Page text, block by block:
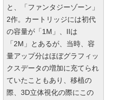
と、「ファンタジーゾーン」
2作。カートリッジには初代
の容量が「1M」、IIは
「2M」とあるが、当時、容
量アップ分はほぼグラフィッ
クスデータの増加に充てられ
ていたこともあり、移植の
際、3D立体視化の際にこの